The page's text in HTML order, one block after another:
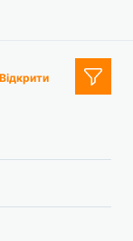
Відкрити